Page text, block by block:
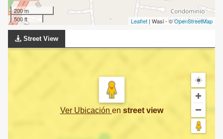
200 m
500 ft
Leaflet | Wasi - ©OpenStreetMap
Street View
Ver Ubicación en street view